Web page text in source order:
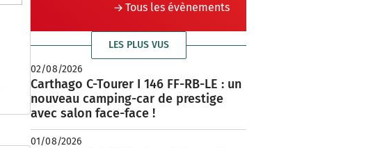
Tous les évènements
LES PLUS VUS
02/08/2026
Carthago C-Tourer I 146 FF-RB-LE : un
nouveau camping-car de prestige
avec salon face-face !
01/08/2026